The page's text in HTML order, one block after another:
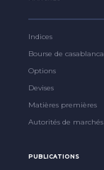
Indices
Bourse de casablanca
Options
Devises
Matières premières
Autorités de marchés
PUBLICATIONS